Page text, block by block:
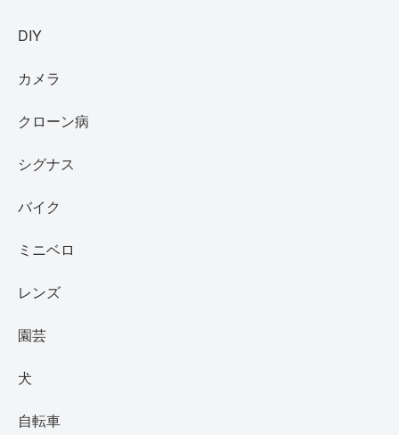
DIY
カメラ
クローン病
シグナス
バイク
ミニベロ
レンズ
園芸
犬
自転車